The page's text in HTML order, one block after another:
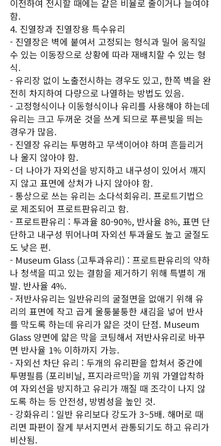
이전하여 전시할 때에는 같은 비율로 줄이거나 늘여야
함.
4. 진열장과 진열장용 특수유리
- 진열장은 벽에 붙여서 고정되는 형식과 밀어 움직일
수 있는 이동장으로 상황에 따라 재배치할 수 있는 형
식.
- 유리장 없이 노출전시하는 경우도 있고, 한쪽 벽을 완
전히 차지하여 다량으로 나열하는 방법도 있음.
- 고정형식이나 이동형식이나 유리를 사용해야 하는데
유리는 크고 두꺼운 것을 쓰게 되므로 푸른빛을 띄는
경우가 많음.
- 진열장 유리는 투명하고 무색이어야 하며 흔들리거
나 울지 않아야 함.
- 더 나아가 자외선을 방지하고 내구성이 있어서 깨지
지 않고 표면에 상처가 나지 않아야 함.
- 통상으로 쓰는 유리는 소다석회유리. 프로트기법으
로 제조되어 프로트판유리고 함.
- 프로트판유리 : 투과율 80-90%, 반사율 8%, 표면 단
단하고 내구성 뛰어나며 자외선 투과율도 높고 굴절도
도 낮은 편.
- Museum Glass (고투과유리) : 프로트판유리의 약하
나 청색을 띠고 있는 결함을 제거하기 위해 특별히 개
발. 반사율 4%.
- 저반사유리는 일반유리의 굴절면을 없애기 위해 유
리의 표면에 작고 곱게 울퉁불퉁한 새김을 넣어 반사
를 막도록 하는데 유리가 얇은 것이 단점. Museum
Glass 양면에 얇은 막을 코팅해서 저반사유리로 바꾸
면 반사율 1% 이하까지 가능.
- 자외선 차단 유리 : 두개의 유리판을 합쳐서 중간에
투명필름 (포리비닐, 프지라르막)을 끼워 가열압착하
여 자외선을 방지하고 유리가 깨질 때 조각이 나지 않
도록 하는 등 안전성, 방범성을 높인 것.
- 강화유리 : 일반 유리보다 강도가 3~5배. 해머로 때
리면 파편이 잘게 부서지면서 관통되기도 하고 유리가
비산됨.